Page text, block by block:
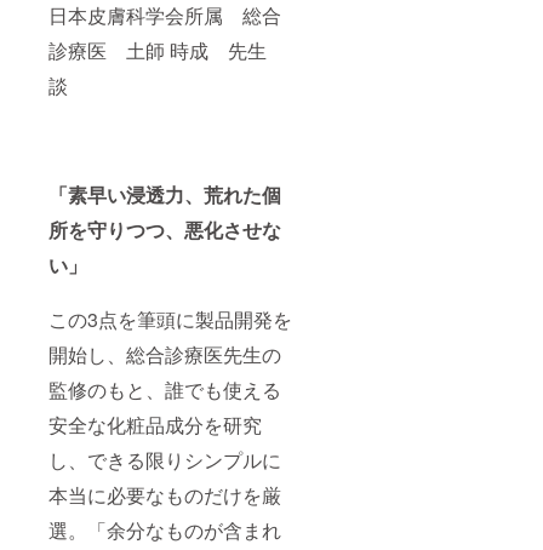
日本皮膚科学会所属 総合
診療医 土師 時成 先生
談
「素早い浸透力、荒れた個
所を守りつつ、悪化させな
い」
この3点を筆頭に製品開発を
開始し、総合診療医先生の
監修のもと、誰でも使える
安全な化粧品成分を研究
し、できる限りシンプルに
本当に必要なものだけを厳
選。「余分なものが含まれ